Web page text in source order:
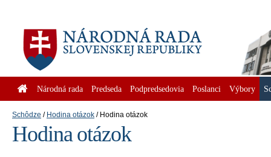
Národná rada Predseda Podpredsedovia Poslanci Výbory
Schôdze Hodina otázok Hodina otázok
Hodina otázok